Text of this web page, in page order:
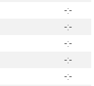
-:-
-:-
-:-
-:-
-:-